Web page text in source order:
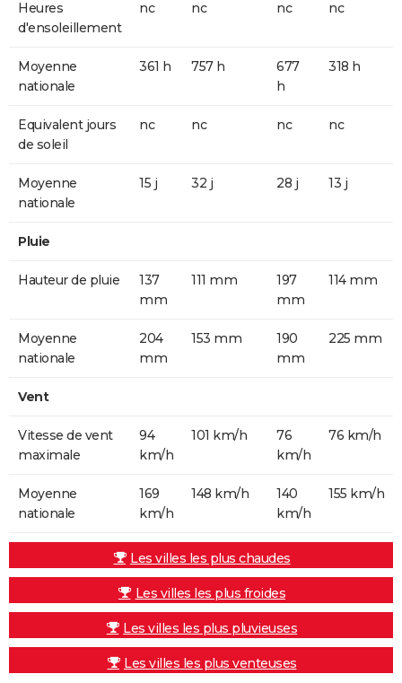
Heures
d'ensoleillement
nc nc nc nc
Moyenne
nationale
361 h 757 h
677
h
318 h
Equivalent jours
de soleil
nc nc nc nc
Moyenne
nationale
15 j 32 j 28 j 13 j
Pluie
Hauteur de pluie
137
mm
111 mm
197
mm
114 mm
Moyenne
nationale
204
mm
153 mm
190
mm
225 mm
Vent
Vitesse de vent
maximale
94
km/h
101 km/h
76
km/h
76 km/h
Moyenne
nationale
169
km/h
148 km/h
140
km/h
155 km/h
Les villes les plus chaudes
Les villes les plus froides
Les villes les plus pluvieuses
Les villes les plus venteuses